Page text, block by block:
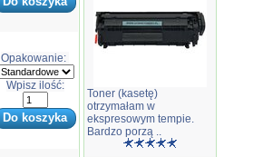
Opakowanie:
Wpisz ilość:
Toner (kasetę)
otrzymałam w
ekspresowym tempie.
Bardzo porzą ..